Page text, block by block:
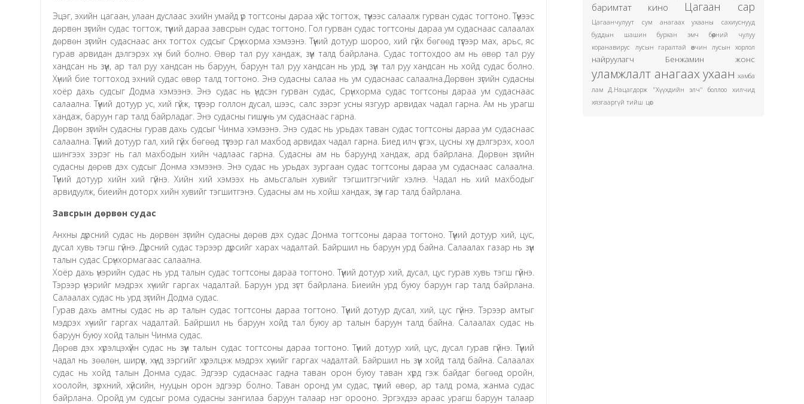
Эцэг, эхийн цагаан, улаан дуслаас эхийн умайд үр тогтсоны дараа хүйс тогтож, түүнээс салаалж гурван судас тогтоно. Түүнээс
дөрвөн зүгийн судас тогтож, түүний дараа завсрын судас тогтоно. Гол гурван судас тогтсоны дараа ум судаснаас салаалах
дөрвөн зүгийн судаснаас анх тогтох судсыг Срүнхорма хэмээнэ. Түүний дотуур шороо, хий гүйх бөгөөд түүгээр мах, арьс, яс
гурав арвидан дэлгэрэх хүч бий болно. Өвөр тал руу хандаж, зүүн талд байрлана. Судас тогтохдоо ам нь өвөр тал руу
хандсан нь зүүн, ар тал руу хандсан нь баруун, баруун тал руу хандсан нь урд, зүүн тал руу хандсан нь хойд судас болно.
Хүний бие тогтоход эхний судас өвөр талд тогтоно. Энэ судасны салаа нь ум судаснаас салаална.Дөрвөн зүгийн судасны
хоёр дахь судсыг Додма хэмээнэ. Энэ судас нь үндсэн гурван судас, Срүнхорма судас тогтсоны дараа ум судаснаас
салаална. Түүний дотуур ус, хий гүйж, түүгээр голлон дусал, шээс, салс зэрэг усны язгуур арвидах чадал гарна. Ам нь урагш
хандаж, баруун гар талд байрладаг. Энэ судасны гишүү нь ум судаснаас гарна.
Дөрвөн зүгийн судасны гурав дахь судсыг Чинма хэмээнэ. Энэ судас нь урьдах таван судас тогтсоны дараа ум судаснаас
салаална. Түүний дотуур гал, хий гүйх бөгөөд түүгээр гал махбод арвидах чадал гарна. Биед илч үүсгэх, цусны хүч дэлгэрэх, хоол
шингээх зэрэг нь гал махбодын хийн чадлаас гарна. Судасны ам нь баруунд хандаж, ард байрлана. Дөрвөн зүгийн
судасны дөрөв дэх судсыг Донма хэмээнэ. Энэ судас нь урьдах зургаан судас тогтсоны дараа ум судаснаас салаална.
Түүний дотуур хийн хий гүйнэ. Хийн хий хэмээх нь амьсгалын хувийг тэгшитгэгчийг хэлнэ. Чадал нь хий махбодыг
арвидуулж, биеийн доторх хийн хувийг тэгшитгэнэ. Судасны ам нь хойш хандаж, зүүн гар талд байрлана.
Завсрын дөрвөн судас
Анхны дүрсний судас нь дөрвөн зүгийн судасны дөрөв дэх судас Донма тогтсоны дараа тогтоно. Түүний дотуур хий, цус,
дусал хувь тэгш гүйнэ. Дүрсний судас тэрээр дүрсийг харах чадалтай. Байршил нь баруун урд байна. Салаалах газар нь зүүн
талын судас Срүнхормагаас салаална.
Хоёр дахь үнэрийн судас нь урд талын судас тогтсоны дараа тогтоно. Түүний дотуур хий, дусал, цус гурав хувь тэгш гүйнэ.
Тэрээр үнэрийг мэдрэх хүчийг гаргах чадалтай. Баруун урд зүгт байрлана. Биеийн урд буюу баруун гар талд байрлана.
Салаалах судас нь урд зүгийн Додма судас.
Гурав дахь амтны судас нь ар талын судас тогтсоны дараа тогтоно. Түүний дотуур дусал, хий, цус гүйнэ. Тэрээр амтыг
мэдрэх хүчийг гаргах чадалтай. Байршил нь баруун хойд тал буюу ар талын баруун талд байна. Салаалах судас нь
баруун буюу хойд талын Чинма судас.
Дөрөв дэх хүрэлцэхүйн судас нь зүүн талын судас тогтсоны дараа тогтоно. Түүний дотуур хий, цус, дусал гурав гүйнэ. Түүний
чадал нь зөөлөн, ширүүн, хүнд зэргийг хүрэлцэж мэдрэх хүчийг гаргах чадалтай. Байршил нь зүүн хойд талд байна. Салаалах
судас нь хойд талын Донма судас. Эдгээр судаснаас гадна таван орон буюу таван хүрд гэж байдаг бөгөөд оройн,
хоолойн, зүрхний, хүйсийн, нууцын орон эдгээр болно. Таван оронд ум судас, түүний өвөр, ар талд рома, жанма судас
байрлана. Оройд ум судсыг рома судасны зангилаа баруун талаар нэг орооно. Эргэхдээ араас урагш баруун талаар
баримтат кино
Цагаан сар
Цагаанчулуут сум
анагаах ухааны сахиуснууд
буддын шашин
бурхан эмч
бөөрний чулуу
коранавирус
лусын гаралтай өвчин лусын хорлол
найруулагч Бенжамин жонс
уламжлалт анагаах ухаан хамба
лам Д.Нацагдорж "Хүүхдийн элч" боллоо
хилчид
хязгааргүй тийш цөс